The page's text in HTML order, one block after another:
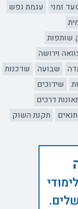
זמני
עגמת נפש
שותפות
וירושה
שבועה
שדכנות
שידוכים
דרכים
תנאים
תקנת השוק